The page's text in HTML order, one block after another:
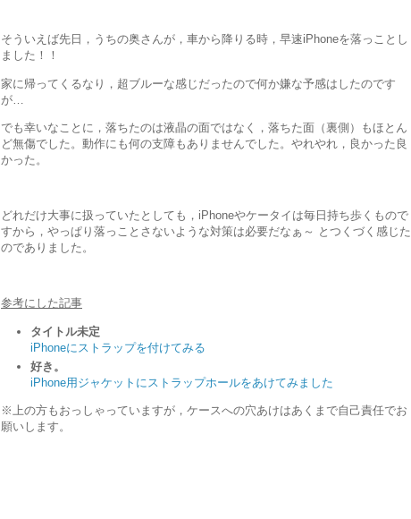
そういえば先日，うちの奥さんが，車から降りる時，早速iPhoneを落っことし
ました！！
家に帰ってくるなり，超ブルーな感じだったので何か嫌な予感はしたのです
が…
でも幸いなことに，落ちたのは液晶の面ではなく，落ちた面（裏側）もほとん
ど無傷でした。動作にも何の支障もありませんでした。やれやれ，良かった良
かった。
どれだけ大事に扱っていたとしても，iPhoneやケータイは毎日持ち歩くもので
すから，やっぱり落っことさないような対策は必要だなぁ～ とつくづく感じた
のでありました。
参考にした記事
タイトル未定
iPhoneにストラップを付けてみる
好き。
iPhone用ジャケットにストラップホールをあけてみました
※上の方もおっしゃっていますが，ケースへの穴あけはあくまで自己責任でお
願いします。